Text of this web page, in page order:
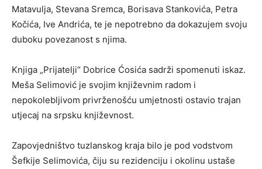
Matavulja, Stevana Sremca, Borisava Stankovića, Petra
Kočića, Ive Andrića, te je nepotrebno da dokazujem svoju
duboku povezanost s njima.
Knjiga „Prijatelji“ Dobrice Ćosića sadrži spomenuti iskaz.
Meša Selimović je svojim književnim radom i
nepokolebljivom privrženošću umjetnosti ostavio trajan
utjecaj na srpsku književnost.
Zapovjedništvo tuzlanskog kraja bilo je pod vodstvom
Šefkije Selimovića, čiju su rezidenciju i okolinu ustaše